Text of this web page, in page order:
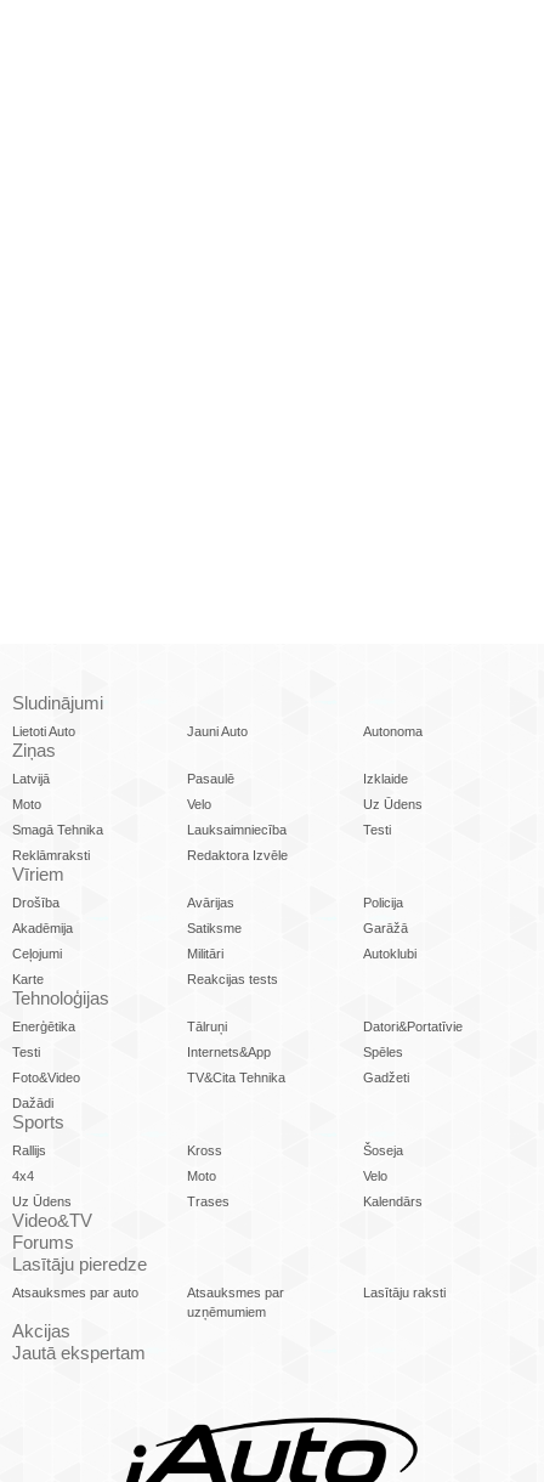
Sludinājumi
Lietoti Auto Jauni Auto Autonoma
Ziņas
Latvijā Pasaulē
Izklaide
Moto
Velo
Uz Ūdens
Smagā Tehnika
Lauksaimniecība
Testi
Reklāmraksti
Redaktora Izvēle
Vīriem
Drošība Avārijas
Policija
Akadēmija
Satiksme
Garāžā
Ceļojumi
Militāri
Autoklubi
Karte
Reakcijas tests
Tehnoloģijas
Enerģētika Tālruņi
Datori&Portatīvie
Testi
Internets&App
Spēles
Foto&Video
TV&Cita Tehnika
Gadžeti
Dažādi
Sports
Rallijs Kross
Šoseja
4x4
Moto
Velo
Uz Ūdens
Trases Kalendārs
Video&TV
Forums
Lasītāju pieredze
Atsauksmes par auto
Atsauksmes par
uzņēmumiem
Lasītāju raksti
Akcijas
Jautā ekspertam